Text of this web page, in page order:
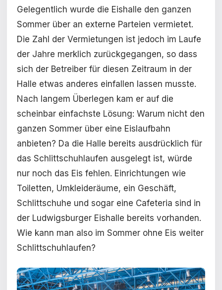
Gelegentlich wurde die Eishalle den ganzen
Sommer über an externe Parteien vermietet.
Die Zahl der Vermietungen ist jedoch im Laufe
der Jahre merklich zurückgegangen, so dass
sich der Betreiber für diesen Zeitraum in der
Halle etwas anderes einfallen lassen musste.
Nach langem Überlegen kam er auf die
scheinbar einfachste Lösung: Warum nicht den
ganzen Sommer über eine Eislaufbahn
anbieten? Da die Halle bereits ausdrücklich für
das Schlittschuhlaufen ausgelegt ist, würde
nur noch das Eis fehlen. Einrichtungen wie
Toiletten, Umkleideräume, ein Geschäft,
Schlittschuhe und sogar eine Cafeteria sind in
der Ludwigsburger Eishalle bereits vorhanden.
Wie kann man also im Sommer ohne Eis weiter
Schlittschuhlaufen?